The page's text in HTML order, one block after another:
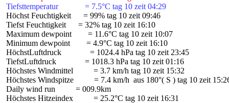
Tiefsttemperatur             = 7.5°C tag 10 zeit 04:29
Höchst Feuchtigkeit      = 99% tag 10 zeit 09:46
Tiefst Feuchtigkeit      = 32% tag 10 zeit 16:10
Maximum dewpoint        = 11.6°C tag 10 zeit 10:07
Minimum dewpoint        = 4.9°C tag 10 zeit 16:10
HöchstLuftdruck              = 1024.4 hPa tag 10 zeit 23:45
TiefstLuftdruck              = 1018.3 hPa tag 10 zeit 01:16
Höchstes Windmittel          = 3.7 km/h tag 10 zeit 15:32
Höchstes Windspitze          = 7.4 km/h  aus 180°( S ) tag 10 zeit
Daily wind run          = 009.9km
Höchstes Hitzeindex          = 25.2°C tag 10 zeit 16:31